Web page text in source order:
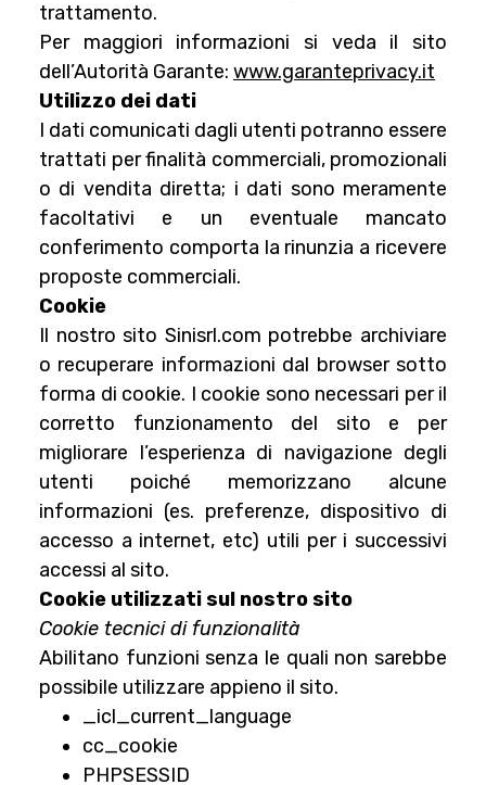
trattamento.
Per maggiori informazioni si veda il sito
dell’Autorità Garante: www.garanteprivacy.it
Utilizzo dei dati
I dati comunicati dagli utenti potranno essere
trattati per finalità commerciali, promozionali
o di vendita diretta; i dati sono meramente
facoltativi e un eventuale mancato
conferimento comporta la rinunzia a ricevere
proposte commerciali.
Cookie
Il nostro sito Sinisrl.com potrebbe archiviare
o recuperare informazioni dal browser sotto
forma di cookie. I cookie sono necessari per il
corretto funzionamento del sito e per
migliorare l’esperienza di navigazione degli
utenti poiché memorizzano alcune
informazioni (es. preferenze, dispositivo di
accesso a internet, etc) utili per i successivi
accessi al sito.
Cookie utilizzati sul nostro sito
Cookie tecnici di funzionalità
Abilitano funzioni senza le quali non sarebbe
possibile utilizzare appieno il sito.
_icl_current_language
cc_cookie
PHPSESSID